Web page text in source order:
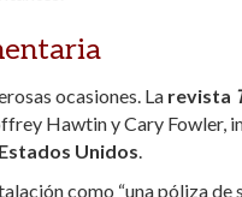
ocasiones. La revista
Hawtin y Cary Fowler,
Unidos
como “una póliza de